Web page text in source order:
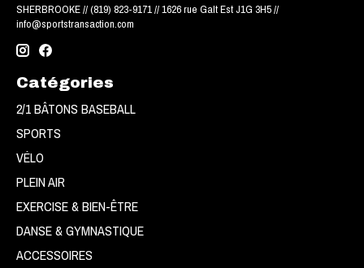
SHERBROOKE // (819) 823-9171 // 1626 rue Galt Est J1G 3H5 //
info@sportstransaction.com
Catégories
2/1 BÂTONS BASEBALL
SPORTS
VÉLO
PLEIN AIR
EXERCISE & BIEN-ÊTRE
DANSE & GYMNASTIQUE
ACCESSOIRES